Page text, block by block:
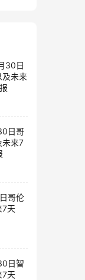
30日
及未来
日哥
未来7
哥伦
7天
日智
7天